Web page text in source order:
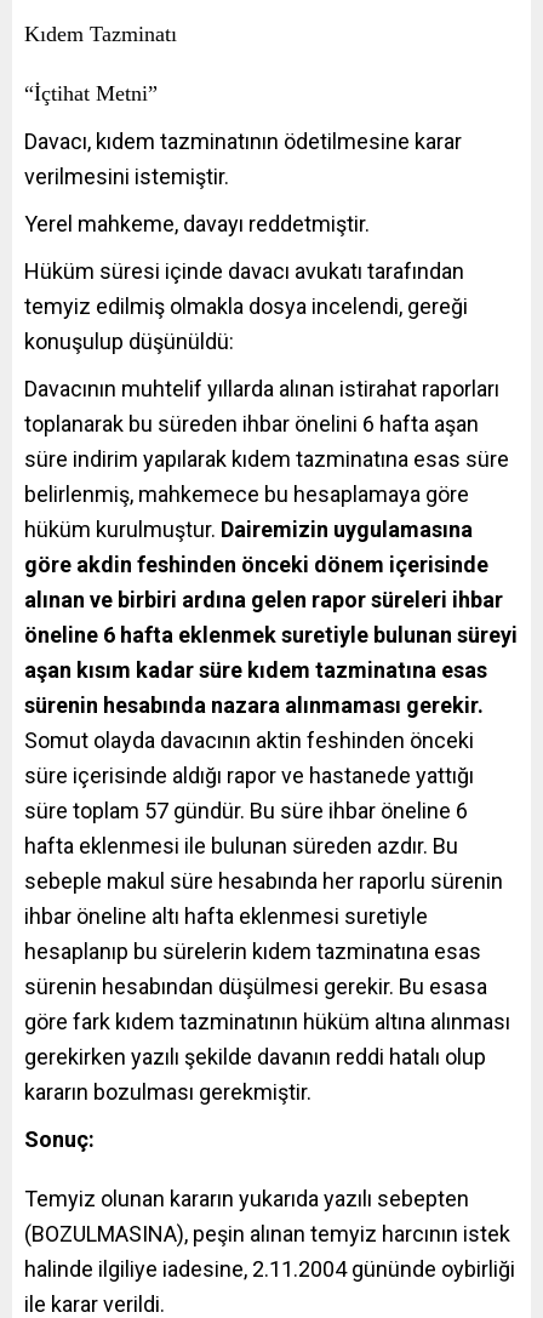
Kıdem Tazminatı
“İçtihat Metni”
Davacı, kıdem tazminatının ödetilmesine karar
verilmesini istemiştir.
Yerel mahkeme, davayı reddetmiştir.
Hüküm süresi içinde davacı avukatı tarafından
temyiz edilmiş olmakla dosya incelendi, gereği
konuşulup düşünüldü:
Davacının muhtelif yıllarda alınan istirahat raporları
toplanarak bu süreden ihbar önelini 6 hafta aşan
süre indirim yapılarak kıdem tazminatına esas süre
belirlenmiş, mahkemece bu hesaplamaya göre
hüküm kurulmuştur. Dairemizin uygulamasına
göre akdin feshinden önceki dönem içerisinde
alınan ve birbiri ardına gelen rapor süreleri ihbar
öneline 6 hafta eklenmek suretiyle bulunan süreyi
aşan kısım kadar süre kıdem tazminatına esas
sürenin hesabında nazara alınmaması gerekir.
Somut olayda davacının aktin feshinden önceki
süre içerisinde aldığı rapor ve hastanede yattığı
süre toplam 57 gündür. Bu süre ihbar öneline 6
hafta eklenmesi ile bulunan süreden azdır. Bu
sebeple makul süre hesabında her raporlu sürenin
ihbar öneline altı hafta eklenmesi suretiyle
hesaplanıp bu sürelerin kıdem tazminatına esas
sürenin hesabından düşülmesi gerekir. Bu esasa
göre fark kıdem tazminatının hüküm altına alınması
gerekirken yazılı şekilde davanın reddi hatalı olup
kararın bozulması gerekmiştir.
Sonuç:
Temyiz olunan kararın yukarıda yazılı sebepten
(BOZULMASINA), peşin alınan temyiz harcının istek
halinde ilgiliye iadesine, 2.11.2004 gününde oybirliği
ile karar verildi.